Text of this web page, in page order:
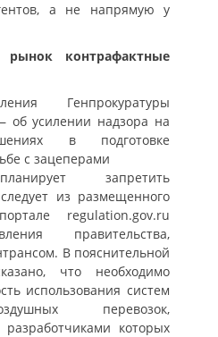
а не напрямую у
контрафактные
Генпрокуратуры
усилении надзора на
в подготовке
с зацеперами
запретить
из размещенного
regulation.gov.ru
правительства,
В пояснительной
что необходимо
использования систем
перевозок,
которых